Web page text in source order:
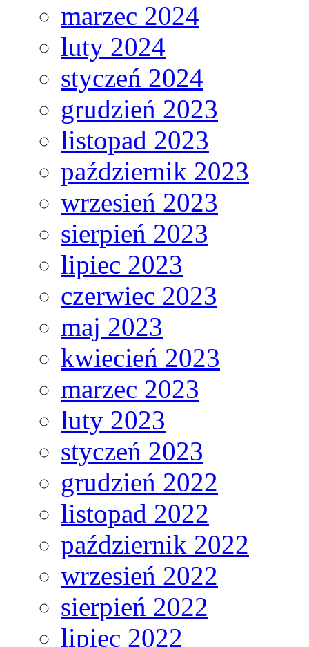
marzec 2024
luty 2024
styczeń 2024
grudzień 2023
listopad 2023
październik 2023
wrzesień 2023
sierpień 2023
lipiec 2023
czerwiec 2023
maj 2023
kwiecień 2023
marzec 2023
luty 2023
styczeń 2023
grudzień 2022
listopad 2022
październik 2022
wrzesień 2022
sierpień 2022
lipiec 2022